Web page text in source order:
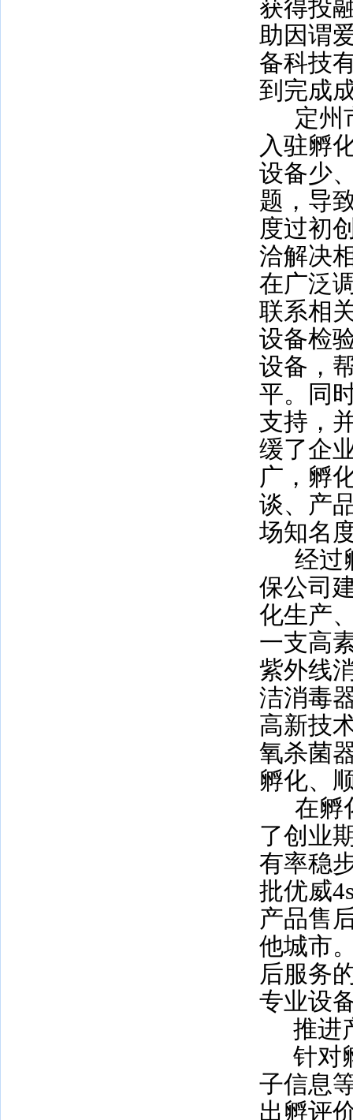
获得投
助因谓
备科技
到完成
定州
入驻孵
设备少
题，导
度过初
洽解决
在广泛
联系相
设备检
设备，
平。同
支持，
缓了企
广，孵
谈、产
场知名
经过
保公司
化生产
一支高
紫外线
洁消毒
高新技
氧杀菌
孵化、
在孵
了创业
有率稳
批优威
产品售
他城市
后服务
专业设
推进
针对
子信息
出孵评